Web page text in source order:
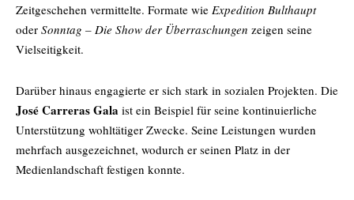
Zeitgeschehen vermittelte. Formate wie Expedition Bulthaupt
oder Sonntag – Die Show der Überraschungen zeigen seine
Vielseitigkeit.
Darüber hinaus engagierte er sich stark in sozialen Projekten. Die
José Carreras Gala ist ein Beispiel für seine kontinuierliche
Unterstützung wohltätiger Zwecke. Seine Leistungen wurden
mehrfach ausgezeichnet, wodurch er seinen Platz in der
Medienlandschaft festigen konnte.